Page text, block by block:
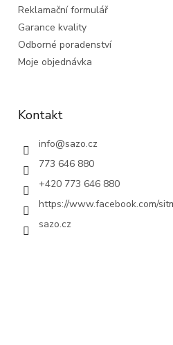
Reklamační formulář
Garance kvality
Odborné poradenství
Moje objednávka
Kontakt
info@sazo.cz
773 646 880
+420 773 646 880
https://www.facebook.com/
sazo.cz